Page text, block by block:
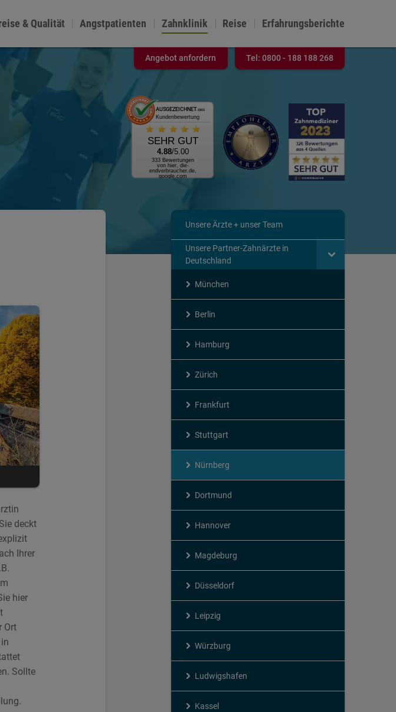
Angebot anfordern Tel: 0800 - 188 188 268
& Qualität Angstpatienten Zahnklinik Reise Erfahrungsberichte
AUSGEZEICHNET.ORG
Kundenbewertung
SEHR GUT
4.88/5.00
333 Bewertungen
von hier, die-
endverbraucher.de,
google.com
deckt
Ihrer
hier
Ort
Sollte
Unsere Ärzte + unser Team
Unsere Partner-Zahnärzte in
Deutschland
München
Berlin
Hamburg
Zürich
Frankfurt
Stuttgart
Nürnberg
Dortmund
Hannover
Magdeburg
Düsseldorf
Leipzig
Würzburg
Ludwigshafen
Kassel